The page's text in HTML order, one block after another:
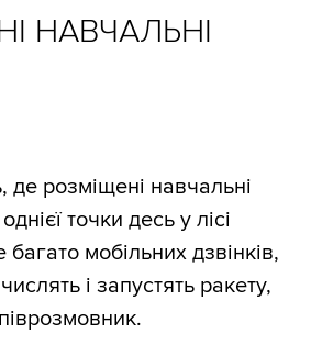
НАВЧАЛЬНІ
де розміщені навчальні
точки десь у лісі
мобільних дзвінків,
і запустять ракету,